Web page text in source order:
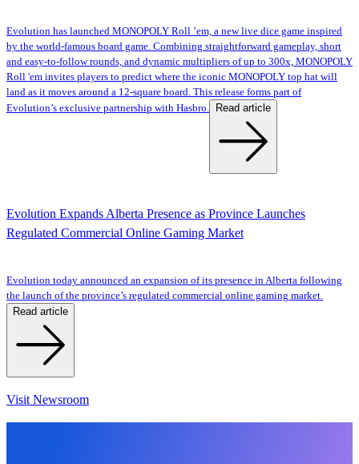
Evolution has launched MONOPOLY Roll ’em, a new live dice game inspired
by the world-famous board game. Combining straightforward gameplay, short
and easy-to-follow rounds, and dynamic multipliers of up to 300x, MONOPOLY
Roll 'em invites players to predict where the iconic MONOPOLY top hat will
land as it moves around a 12-square board. This release forms part of
Evolution’s exclusive partnership with Hasbro.
Read article
Evolution Expands Alberta Presence as Province Launches
Regulated Commercial Online Gaming Market
Evolution today announced an expansion of its presence in Alberta following
the launch of the province’s regulated commercial online gaming market.
Read article
Visit Newsroom